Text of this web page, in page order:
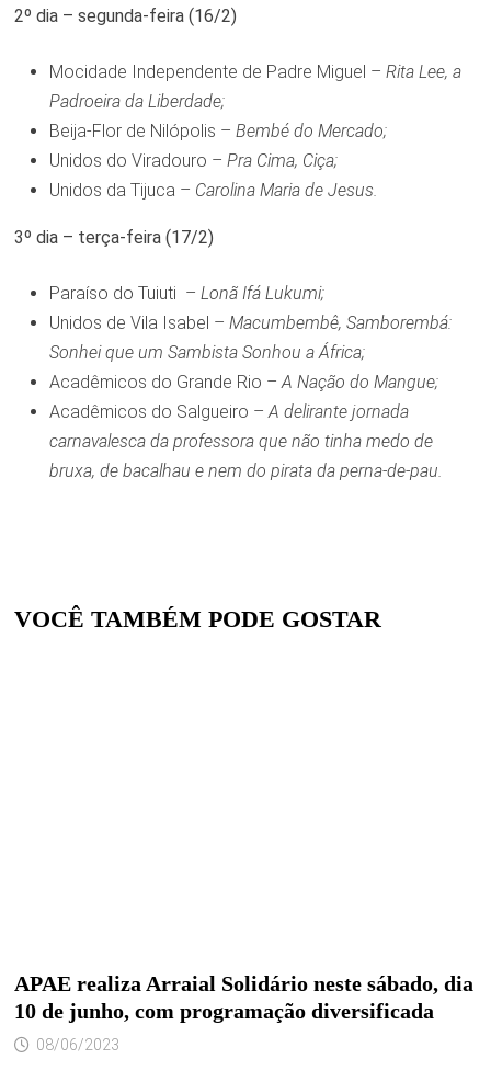
2º dia – segunda-feira (16/2)
Mocidade Independente de Padre Miguel – Rita Lee, a
Padroeira da Liberdade;
Beija‑Flor de Nilópolis – Bembé do Mercado;
Unidos do Viradouro – Pra Cima, Ciça;
Unidos da Tijuca – Carolina Maria de Jesus.
3º dia – terça-feira (17/2)
Paraíso do Tuiuti – Lonã Ifá Lukumi;
Unidos de Vila Isabel – Macumbembê, Samborembá:
Sonhei que um Sambista Sonhou a África;
Acadêmicos do Grande Rio –A Nação do Mangue;
Acadêmicos do Salgueiro –A delirante jornada
carnavalesca da professora que não tinha medo de
bruxa, de bacalhau e nem do pirata da perna-de-pau.
VOCÊ TAMBÉM PODE GOSTAR
APAE realiza Arraial Solidário neste sábado, dia
10 de junho, com programação diversificada
08/06/2023